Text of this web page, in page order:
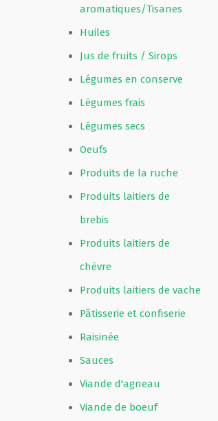
aromatiques/Tisanes
Huiles
Jus de fruits / Sirops
Légumes en conserve
Légumes frais
Légumes secs
Oeufs
Produits de la ruche
Produits laitiers de
brebis
Produits laitiers de
chèvre
Produits laitiers de vache
Pâtisserie et confiserie
Raisinée
Sauces
Viande d'agneau
Viande de boeuf